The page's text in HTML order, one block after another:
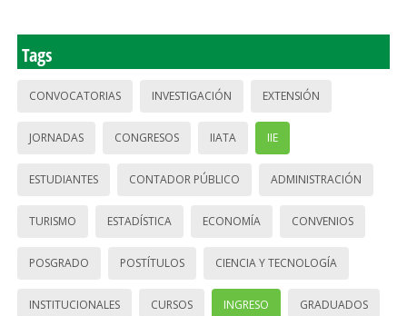
Tags
CONVOCATORIAS INVESTIGACIÓN EXTENSIÓN
JORNADAS CONGRESOS IIATA IIE
ESTUDIANTES CONTADOR PÚBLICO ADMINISTRACIÓN
TURISMO ESTADÍSTICA ECONOMÍA CONVENIOS
POSGRADO POSTÍTULOS CIENCIA Y TECNOLOGÍA
INSTITUCIONALES CURSOS INGRESO GRADUADOS